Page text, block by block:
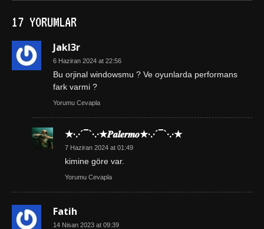
17 YORUMLAR
Jakl3r
6 Haziran 2024 at 22:56
Bu orjinal windowsmu ? Ve oyunlarda performans
fark varmi ?
Yorumu Cevapla
★·.·´¯`·.·★𝑷𝒂𝒍𝒆𝒓𝒎𝒐★·.·´¯`·.·★
7 Haziran 2024 at 01:49
kimine göre var.
Yorumu Cevapla
Fatih
14 Nisan 2023 at 09:39